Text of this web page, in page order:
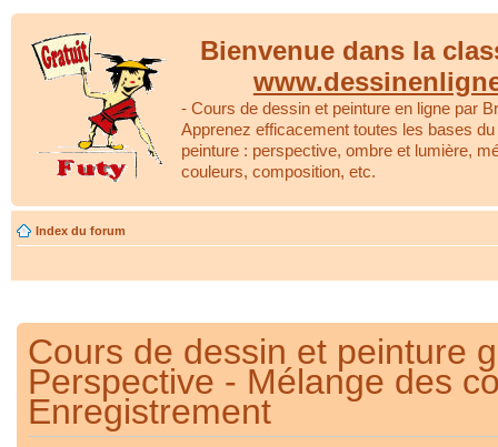
Bienvenue dans la
- Cours de dessin et peinture en ligne par
Apprenez efficacement toutes les bases
peinture : perspective, ombre et lumière,
couleurs, composition, etc.
Index du forum
Cours de dessin et peinture
Perspective - Mélange des
Enregistrement